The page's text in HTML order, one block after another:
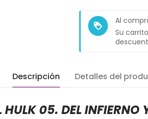
loyalty
Al
Su
Descripción Detalles del
05. DEL INFIERNO